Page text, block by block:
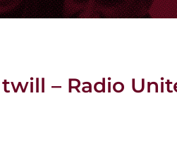
– Radio